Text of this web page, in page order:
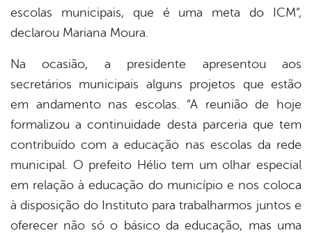
escolas municipais, que é uma meta do ICM”,
declarou Mariana Moura.
Na ocasião, a presidente apresentou aos
secretários municipais alguns projetos que estão
em andamento nas escolas. “A reunião de hoje
formalizou a continuidade desta parceria que tem
contribuído com a educação nas escolas da rede
municipal. O prefeito Hélio tem um olhar especial
em relação à educação do município e nos coloca
à disposição do Instituto para trabalharmos juntos e
oferecer não só o básico da educação, mas uma